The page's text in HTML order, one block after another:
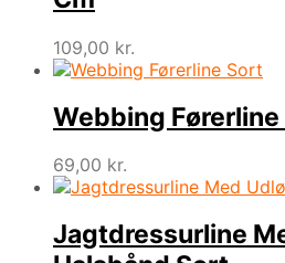
109,00 kr.
Webbing
69,00 kr.
Jagtdressurline